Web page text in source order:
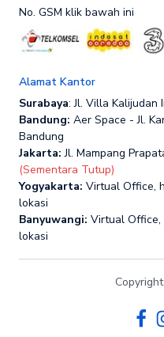
No. GSM klik bawah ini
Alamat Kantor
Surabaya: Jl. Villa Kalijudan
Bandung: Aer Space - Jl.
Bandung
Jakarta: Jl. Mampang
(Sementara Tutup)
Yogyakarta: Virtual Office,
lokasi
Banyuwangi: Virtual Office,
lokasi